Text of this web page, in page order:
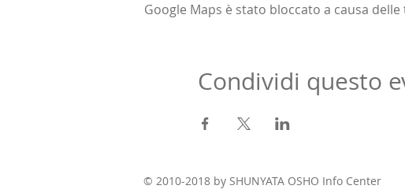
Google Maps è stato bloccato a causa
Condividi questo
© 2010-2018 by SHUNYATA OSHO Info Center